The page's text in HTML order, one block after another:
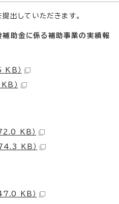
出していただきます。
補助金に係る補助事業の実績報
）
）
KB）
KB）
KB）